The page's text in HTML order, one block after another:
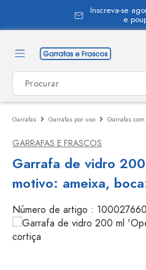
Inscreva-se
e
Garrafas Garrafas por uso Garrafas
GARRAFAS E FRASCOS
Garrafa de vidro
motivo: ameixa,
Número de artigo : 100027660